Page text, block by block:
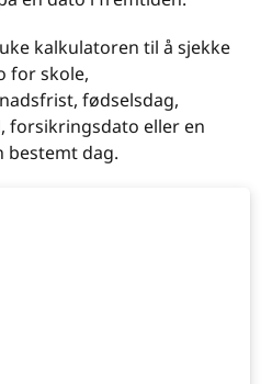
kalkulatoren til å sjekke
for skole,
fødselsdag,
forsikringsdato eller en
bestemt dag.